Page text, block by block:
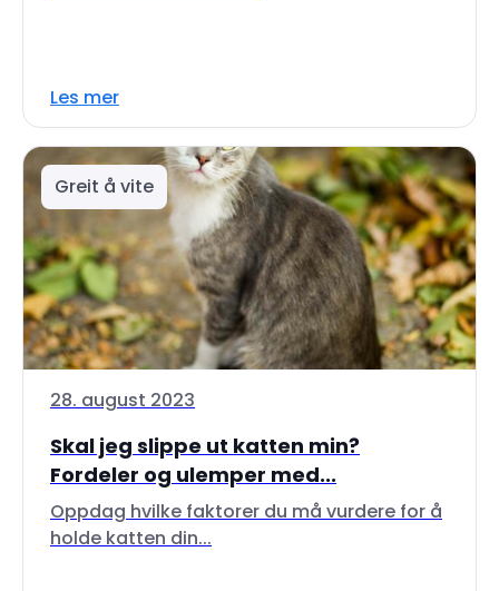
Les mer
Greit å vite
28. august 2023
Skal jeg slippe ut katten min?
Fordeler og ulemper med...
Oppdag hvilke faktorer du må vurdere for å
holde katten din...